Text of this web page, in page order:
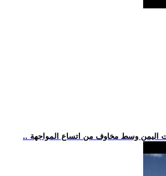
اليمن وسط مخاوف من اتساع المواجهة